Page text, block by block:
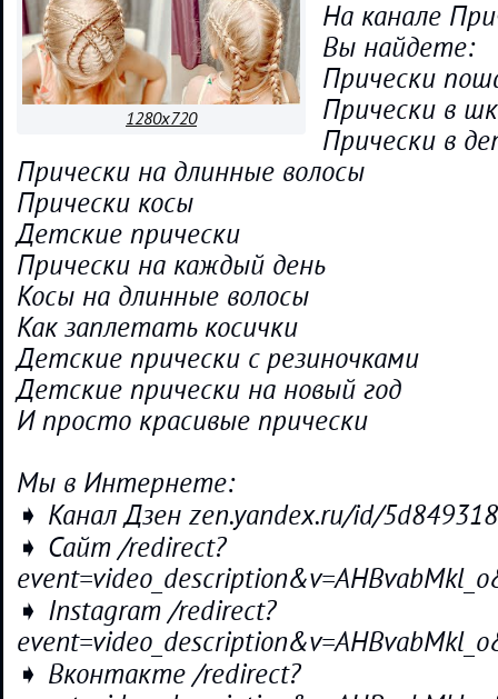
1280x720
На канале
Вы найдете:
Прически
Прически в
Прически в
Прически на длинные волосы
Прически косы
Детские прически
Прически на каждый день
Косы на длинные волосы
Как заплетать косички
Детские прически с резиночками
Детские прически на новый год
И просто красивые прически
Мы в Интернете:
➧ Канал Дзен zen.yandex.ru/id/
➧ Сайт /redirect?
➧ Instagram /redirect?
➧ Вконтакте /redirect?